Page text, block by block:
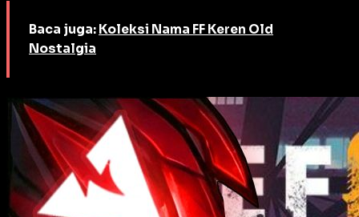
Baca juga: Koleksi Nama FF Keren Old
Nostalgia